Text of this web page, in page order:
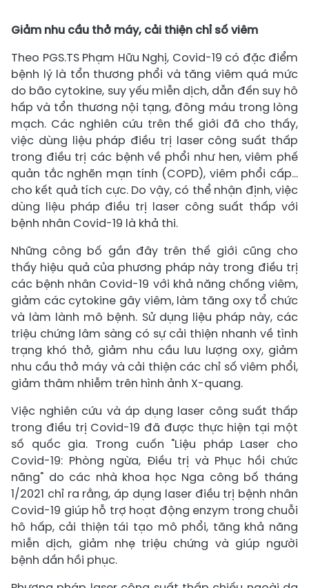
Giảm nhu cầu thở máy, cải thiện chỉ số viêm
Theo PGS.TS Phạm Hữu Nghị, Covid-19 có đặc điểm
bệnh lý là tổn thương phổi và tăng viêm quá mức
do bão cytokine, suy yếu miễn dịch, dẫn đến suy hô
hấp và tổn thương nội tạng, đông máu trong lòng
mạch. Các nghiên cứu trên thế giới đã cho thấy,
việc dùng liệu pháp điều trị laser công suất thấp
trong điều trị các bệnh về phổi như hen, viêm phế
quản tắc nghẽn mạn tính (COPD), viêm phổi cấp...
cho kết quả tích cực. Do vậy, có thể nhận định, việc
dùng liệu pháp điều trị laser công suất thấp với
bệnh nhân Covid-19 là khả thi.
Những công bố gần đây trên thế giới cũng cho
thấy hiệu quả của phương pháp này trong điều trị
các bệnh nhân Covid-19 với khả năng chống viêm,
giảm các cytokine gây viêm, làm tăng oxy tổ chức
và làm lành mô bệnh. Sử dụng liệu pháp này, các
triệu chứng lâm sàng có sự cải thiện nhanh về tình
trạng khó thở, giảm nhu cầu lưu lượng oxy, giảm
nhu cầu thở máy và cải thiện các chỉ số viêm phổi,
giảm thâm nhiễm trên hình ảnh X-quang.
Việc nghiên cứu và áp dụng laser công suất thấp
trong điều trị Covid-19 đã được thực hiện tại một
số quốc gia. Trong cuốn "Liệu pháp Laser cho
Covid-19: Phòng ngừa, Điều trị và Phục hồi chức
năng" do các nhà khoa học Nga công bố tháng
1/2021 chỉ ra rằng, áp dụng laser điều trị bệnh nhân
Covid-19 giúp hỗ trợ hoạt động enzym trong chuỗi
hô hấp, cải thiện tái tạo mô phổi, tăng khả năng
miễn dịch, giảm nhẹ triệu chứng và giúp người
bệnh dần hồi phục.